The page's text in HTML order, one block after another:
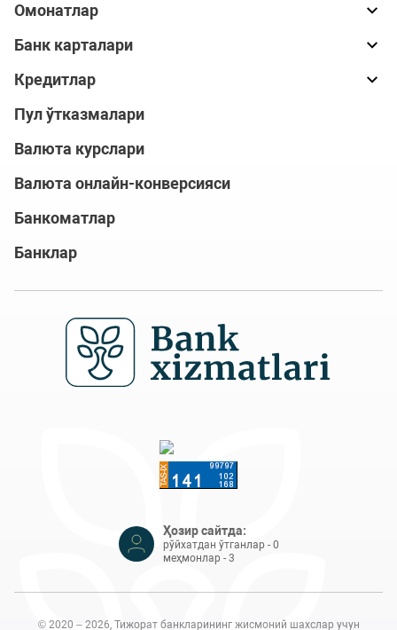
Омонатлар
Банк карталари
Кредитлар
Пул ўтказмалари
Валюта курслари
Валюта онлайн-конверсияси
Банкоматлар
Банклар
Ҳозир сайтда:
рўйхатдан ўтганлар - 0
меҳмонлар - 3
© 2020 – 2026, Тижорат банкларининг жисмоний шахслар учун